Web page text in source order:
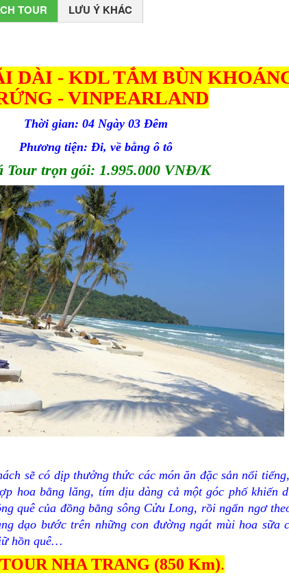
TOUR LƯU Ý KHÁC
DÀI - KDL TẮM BÙN
- VINPEARLAND
Thời gian: 04 Ngày 03 Đêm
Phương tiện: Đi, về bằng ô tô
Tour trọn gói: 1.995.000 VNĐ/K
sẽ có dịp thưởng thức các món ăn đặc sản nổi
hoa bằng lăng, tím dịu dàng cả một góc phố khiến
quê của đồng bằng sông Cửu Long, rồi ngẩn ngơ
dạo bước trên những con đường ngát mùi hoa sữa
hồn quê…
NHA TRANG (850 Km).